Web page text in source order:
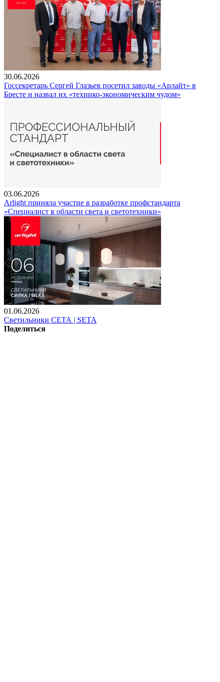
30.06.2026
Госсекретарь Сергей Глазьев посетил заводы «Арлайт» в
Бресте и назвал их «технико-экономическим чудом»
03.06.2026
Arlight приняла участие в разработке профстандарта
«Специалист в области света и светотехники»
01.06.2026
Светильники СЕТА | SETA
Поделиться